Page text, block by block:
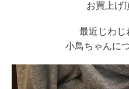
お買上げ
最近じわじ
小鳥ちゃんに